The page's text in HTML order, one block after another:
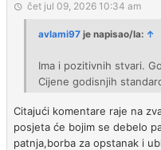
čet jul 09, 2026 10:34 am
avlami97 je napisao/la: ↑
Ima i pozitivnih stvari.
Cijene godisnjih
Citajući komentare raje na
posjeta će bojim se debelo
patnja,borba za opstanak i